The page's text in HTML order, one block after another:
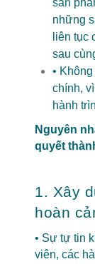
sản
những
liên tục
sau
•
chính,
hành
Nguyên
quyết
1. Xây
hoàn
• Sự tự tin
viên, các